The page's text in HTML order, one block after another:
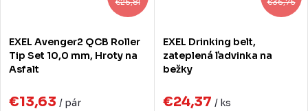
€26,81
EXEL Avenger2 QCB Roller
Tip Set 10,0 mm, Hroty na
Asfalt
€13,63 / pár
€36,76
EXEL Drinking belt,
zateplená ľadvinka na
bežky
€24,37 / ks